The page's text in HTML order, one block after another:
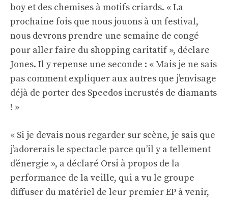
boy et des chemises à motifs criards. « La
prochaine fois que nous jouons à un festival,
nous devrons prendre une semaine de congé
pour aller faire du shopping caritatif », déclare
Jones. Il y repense une seconde : « Mais je ne sais
pas comment expliquer aux autres que j’envisage
déjà de porter des Speedos incrustés de diamants
! »
« Si je devais nous regarder sur scène, je sais que
j’adorerais le spectacle parce qu’il y a tellement
d’énergie », a déclaré Orsi à propos de la
performance de la veille, qui a vu le groupe
diffuser du matériel de leur premier EP à venir,